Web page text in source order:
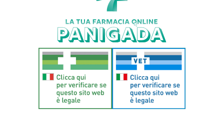
€3,60€3,17
Aggiungi al carrello